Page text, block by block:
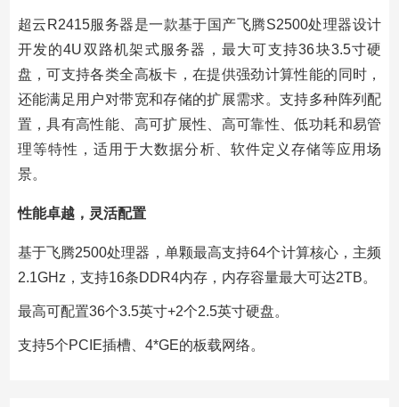
超云R2415服务器是一款基于国产飞腾S2500处理器设计
开发的4U双路机架式服务器，最大可支持36块3.5寸硬
盘，可支持各类全高板卡，在提供强劲计算性能的同时，
还能满足用户对带宽和存储的扩展需求。支持多种阵列配
置，具有高性能、高可扩展性、高可靠性、低功耗和易管
理等特性，适用于大数据分析、软件定义存储等应用场
景。
性能卓越，灵活配置
基于飞腾2500处理器，单颗最高支持64个计算核心，主频
2.1GHz，支持16条DDR4内存，内存容量最大可达2TB。
最高可配置36个3.5英寸+2个2.5英寸硬盘。
支持5个PCIE插槽、4*GE的板载网络。